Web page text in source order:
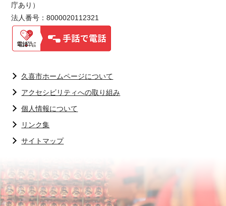
庁あり）
法人番号：8000020112321
久喜市ホームページについて
アクセシビリティへの取り組み
個人情報について
リンク集
サイトマップ